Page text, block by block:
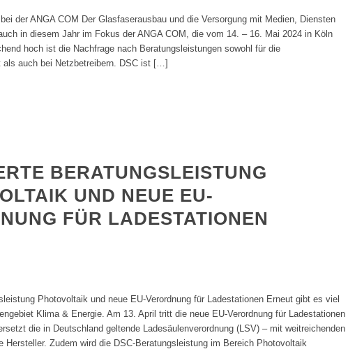
der ANGA COM Der Glasfaserausbau und die Versorgung mit Medien, Diensten
in diesem Jahr im Fokus der ANGA COM, die vom 14. – 16. Mai 2024 in Köln
hoch ist die Nachfrage nach Beratungsleistungen sowohl für die
als auch bei Netzbetreibern. DSC ist […]
BERATUNGSLEISTUNG
UND NEUE EU-
FÜR LADESTATIONEN
Photovoltaik und neue EU-Verordnung für Ladestationen Erneut gibt es viel
Klima & Energie. Am 13. April tritt die neue EU-Verordnung für Ladestationen
die in Deutschland geltende Ladesäulenverordnung (LSV) – mit weitreichenden
Hersteller. Zudem wird die DSC-Beratungsleistung im Bereich Photovoltaik